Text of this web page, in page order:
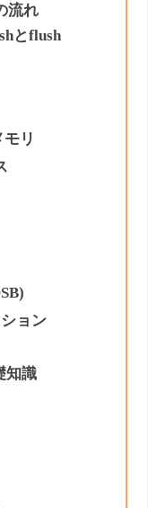
流れ
とflush
リ
ョン
知識